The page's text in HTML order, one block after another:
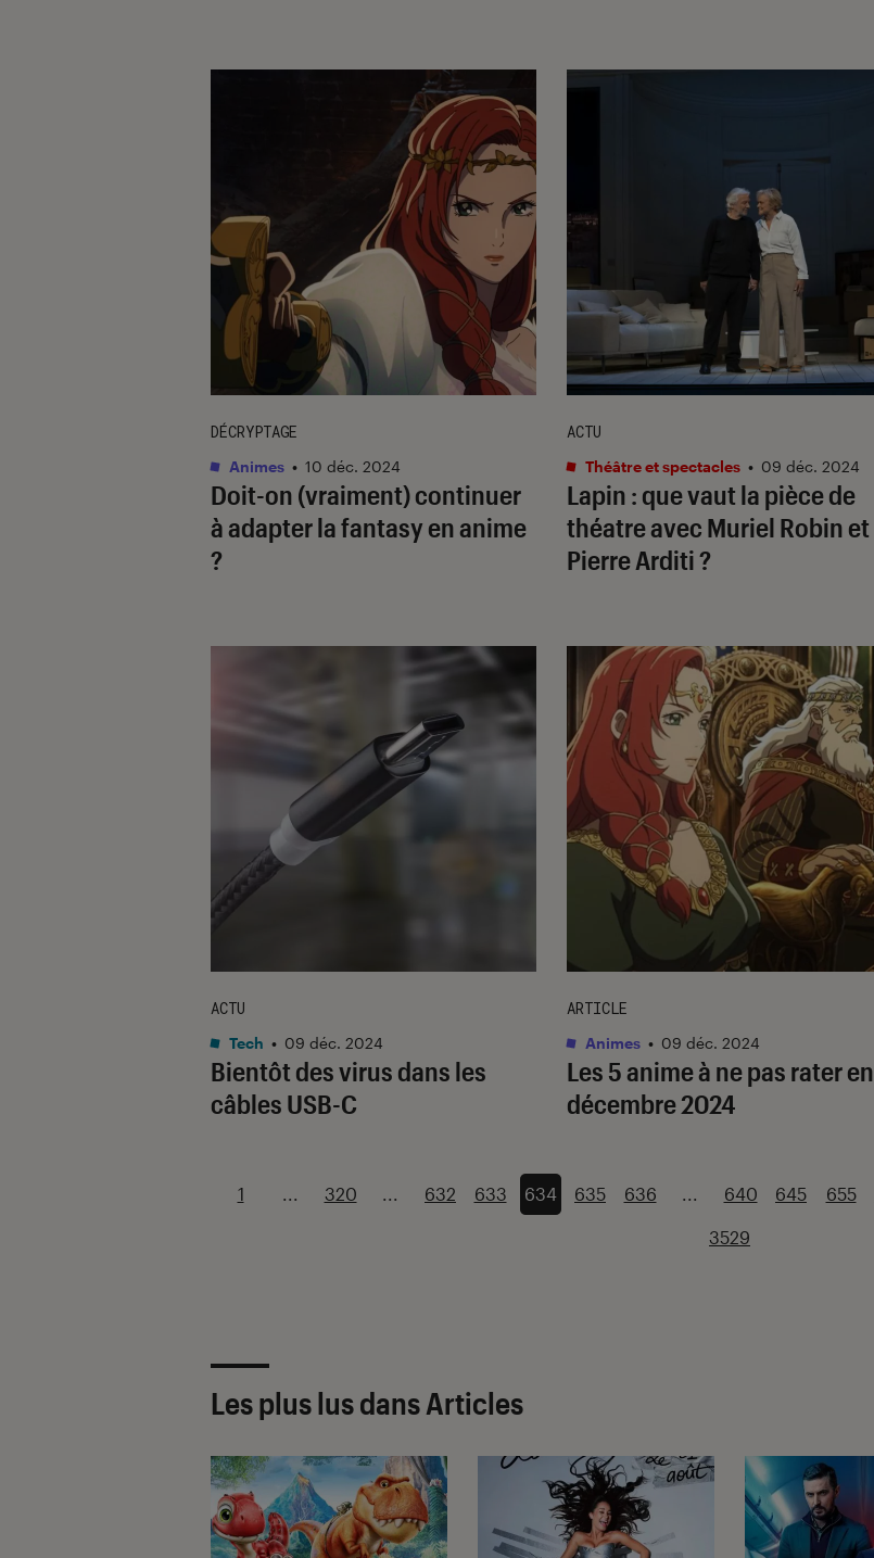
Doit-on (vraiment) continuer
à adapter la fantasy en anime
?
DÉCRYPTAGE
Animes • 10 déc. 2024
Lapin : que vaut la pièce de
théatre avec Muriel Robin et
Pierre Arditi ?
ACTU
Théâtre et spectacles • 09 déc. 2024
Bientôt des virus dans les
câbles USB-C
ACTU
Tech • 09 déc. 2024
Les 5 anime à ne pas rater en
décembre 2024
ARTICLE
Animes • 09 déc. 2024
1 ... 320 ... 632 633 634 635 636 ... 640 645 655
3529
Les plus lus dans Articles